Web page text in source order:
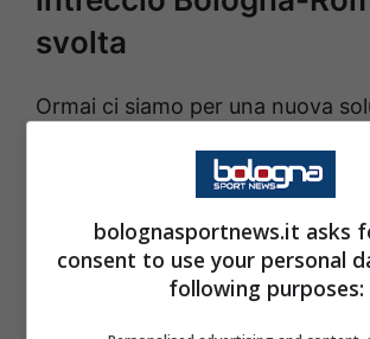
svolta
Ormai ci siamo per una nuova
imbastire le ultime trattative di
scopriamo la novità a sorpresa in
bolognasportnews.it asks
consent to use your personal
following purposes: